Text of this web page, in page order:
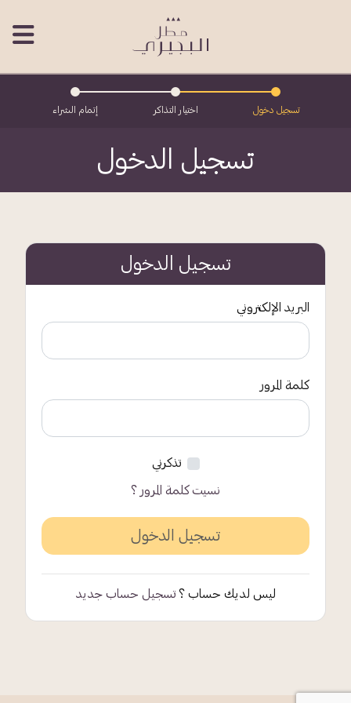
تسجيل الدخول
تسجيل دخول اختيار التذاكر إتمام الشراء
تسجيل الدخول
البريد الإلكتروني
كلمة المرور
تذكرني
نسيت كلمة المرور ؟
ليس لديك حساب ؟تسجيل حساب جديد